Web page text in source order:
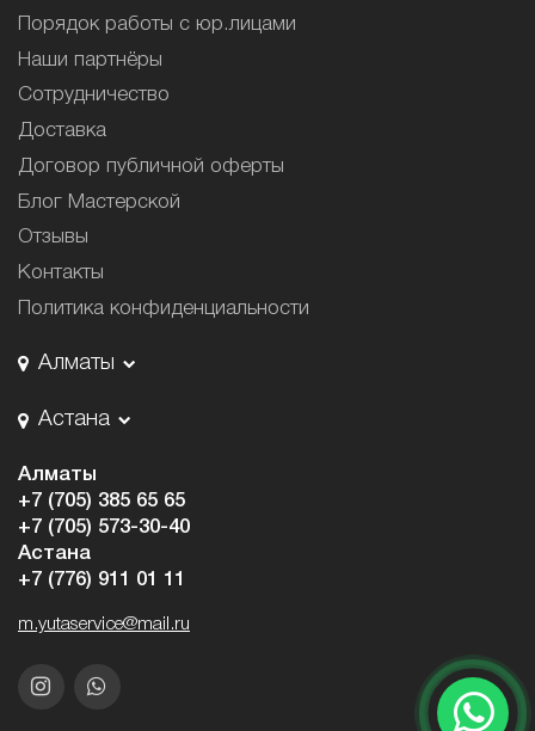
Порядок работы с юр.лицами
Наши партнёры
Сотрудничество
Доставка
Договор публичной оферты
Блог Мастерской
Отзывы
Контакты
Политика конфиденциальности
Алматы
Астана
Алматы
+7 (705) 385 65 65
+7 (705) 573-30-40
Астана
+7 (776) 911 01 11
m.yutaservice@mail.ru